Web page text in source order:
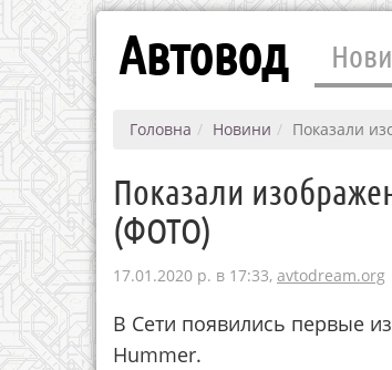
Автовод
Головна Новини Показали
Показали
(ФОТО)
17.01.2020 р. в 17:33, avtodream.org
В Сети появились первые
Hummer.